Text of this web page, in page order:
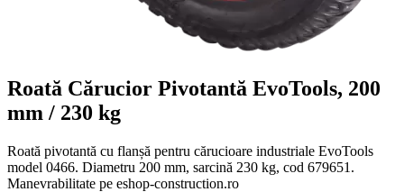
Roată Cărucior Pivotantă EvoTools, 200
mm / 230 kg
Roată pivotantă cu flanșă pentru cărucioare industriale EvoTools
model 0466. Diametru 200 mm, sarcină 230 kg, cod 679651.
Manevrabilitate pe eshop-construction.ro